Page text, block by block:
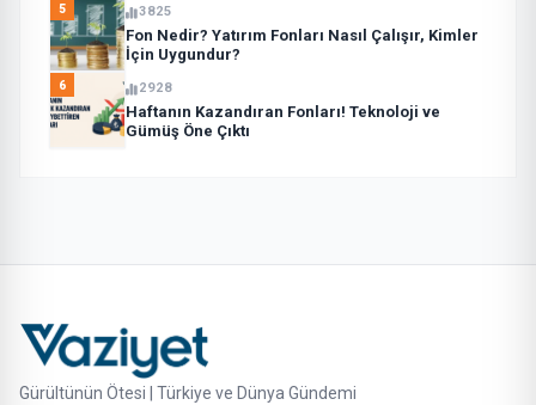
5 3825
Fon Nedir? Yatırım Fonları Nasıl Çalışır, Kimler
İçin Uygundur?
6 2928
Haftanın Kazandıran Fonları! Teknoloji ve
Gümüş Öne Çıktı
Gürültünün Ötesi | Türkiye ve Dünya Gündemi